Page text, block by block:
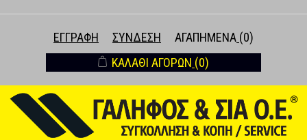
ΕΓΓΡΑΦΉ ΣΎΝΔΕΣΗ ΑΓΑΠΗΜΈΝΑ (0)
ΚΑΛΆΘΙ ΑΓΟΡΏΝ (0)